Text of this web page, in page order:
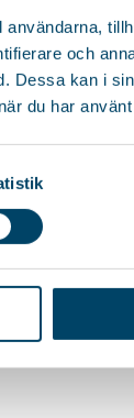
och
Dessa kan i
du har